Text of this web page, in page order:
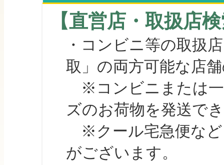
【直営店・取扱店
・コンビニ等の取扱
取」の両方可能な店
※コンビニまたは一
ズのお荷物を発送で
※クール宅急便など
がございます。